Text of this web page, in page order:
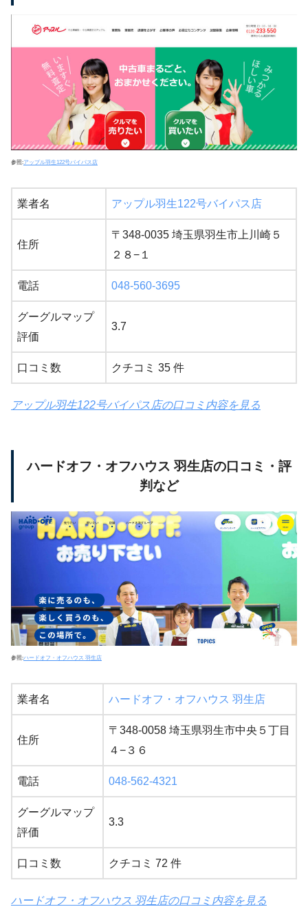
参照:アップル羽生122号バイパス店
業者名 アップル羽生122号バイパス店
住所
〒348-0035 埼玉県羽生市上川崎５
２８−１
電話 048-560-3695
グーグルマップ
評価
3.7
口コミ数 クチコミ 35 件
アップル羽生122号バイパス店の口コミ内容を見る
ハードオフ・オフハウス 羽生店の口コミ・評
判など
参照:ハードオフ・オフハウス 羽生店
業者名 ハードオフ・オフハウス 羽生店
住所
〒348-0058 埼玉県羽生市中央５丁目
４−３６
電話 048-562-4321
グーグルマップ
評価
3.3
口コミ数 クチコミ 72 件
ハードオフ・オフハウス 羽生店の口コミ内容を見る